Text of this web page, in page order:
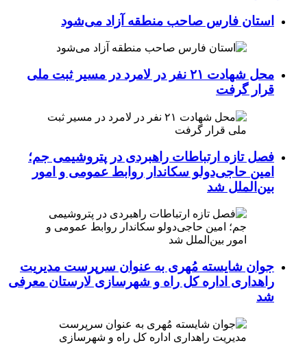
استان فارس صاحب منطقه آزاد می‌شود
محل شهادت ۲۱ نفر در لامرد در مسیر ثبت ملی
قرار گرفت
فصل تازه ارتباطات راهبردی در پتروشیمی جم؛
امین حاجی‌دولو سکاندار روابط عمومی و امور
بین‌الملل شد
جوان شایسته مُهری به عنوان سرپرست مدیریت
راهداری اداره کل راه و شهرسازی لارستان معرفی
شد